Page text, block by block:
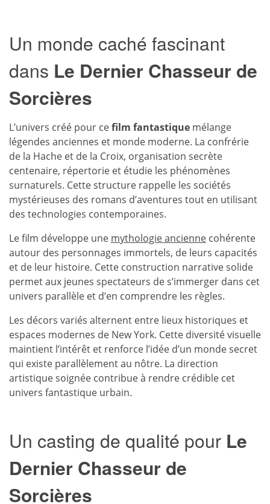
Un monde caché fascinant
dans Le Dernier Chasseur de
Sorcières
L’univers créé pour cefilm fantastique mélange
légendes anciennes et monde moderne. La confrérie
de la Hache et de la Croix, organisation secrète
centenaire, répertorie et étudie les phénomènes
surnaturels. Cette structure rappelle les sociétés
mystérieuses des romans d’aventures tout en utilisant
des technologies contemporaines.
Le film développe une mythologie ancienne cohérente
autour des personnages immortels, de leurs capacités
et de leur histoire. Cette construction narrative solide
permet aux jeunes spectateurs de s’immerger dans cet
univers parallèle et d’en comprendre les règles.
Les décors variés alternent entre lieux historiques et
espaces modernes de New York. Cette diversité visuelle
maintient l’intérêt et renforce l’idée d’un monde secret
qui existe parallèlement au nôtre. La direction
artistique soignée contribue à rendre crédible cet
univers fantastique urbain.
Un casting de qualité pour Le
Dernier Chasseur de
Sorcières